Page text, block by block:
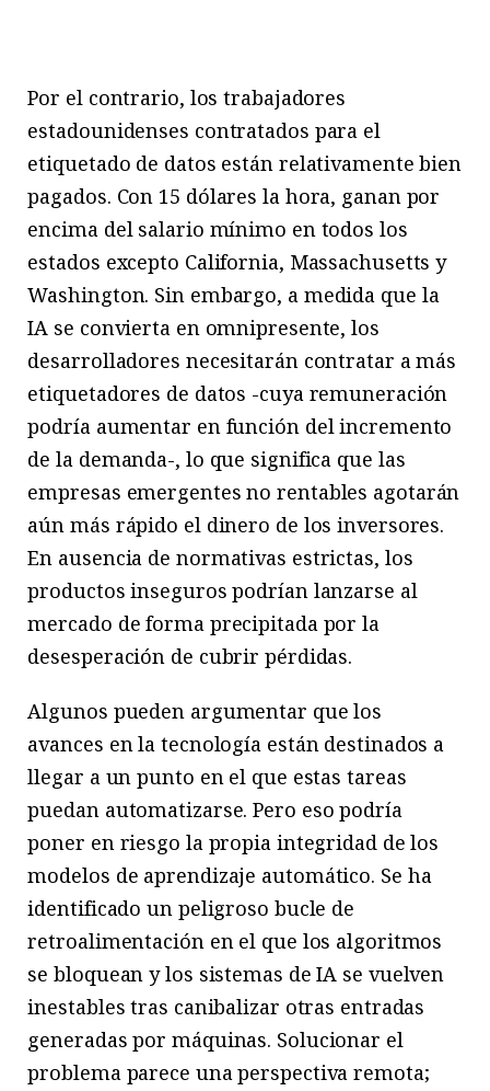
Por el contrario, los trabajadores
estadounidenses contratados para el
etiquetado de datos están relativamente bien
pagados. Con 15 dólares la hora, ganan por
encima del salario mínimo en todos los
estados excepto California, Massachusetts y
Washington. Sin embargo, a medida que la
IA se convierta en omnipresente, los
desarrolladores necesitarán contratar a más
etiquetadores de datos -cuya remuneración
podría aumentar en función del incremento
de la demanda-, lo que significa que las
empresas emergentes no rentables agotarán
aún más rápido el dinero de los inversores.
En ausencia de normativas estrictas, los
productos inseguros podrían lanzarse al
mercado de forma precipitada por la
desesperación de cubrir pérdidas.
Algunos pueden argumentar que los
avances en la tecnología están destinados a
llegar a un punto en el que estas tareas
puedan automatizarse. Pero eso podría
poner en riesgo la propia integridad de los
modelos de aprendizaje automático. Se ha
identificado un peligroso bucle de
retroalimentación en el que los algoritmos
se bloquean y los sistemas de IA se vuelven
inestables tras canibalizar otras entradas
generadas por máquinas. Solucionar el
problema parece una perspectiva remota;